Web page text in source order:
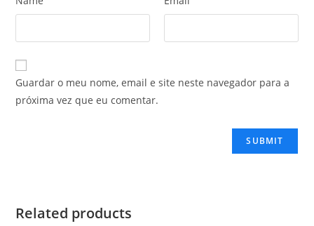
Guardar o meu nome, email e site neste navegador para a
próxima vez que eu comentar.
Related products